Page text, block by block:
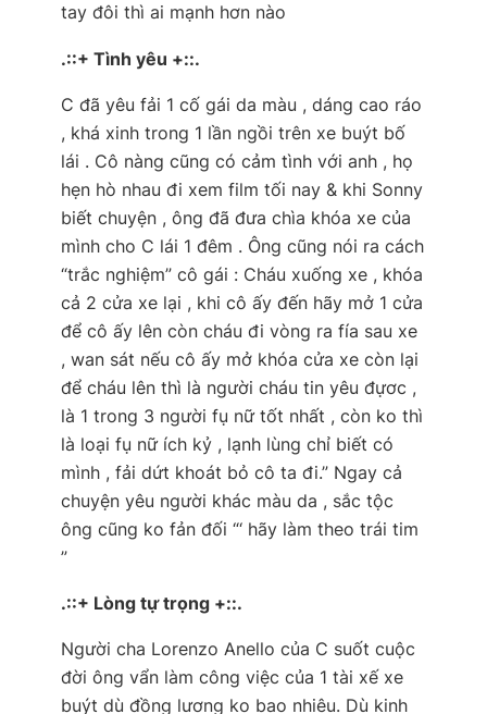
tay đôi thì ai mạnh hơn nào
.::+ Tình yêu +::.
C đã yêu fải 1 cố gái da màu , dáng cao ráo
, khá xinh trong 1 lần ngồi trên xe buýt bố
lái . Cô nàng cũng có cảm tình với anh , họ
hẹn hò nhau đi xem film tối nay & khi Sonny
biết chuyện , ông đã đưa chìa khóa xe của
mình cho C lái 1 đêm . Ông cũng nói ra cách
“trắc nghiệm” cô gái : Cháu xuống xe , khóa
cả 2 cửa xe lại , khi cô ấy đến hãy mở 1 cửa
để cô ấy lên còn cháu đi vòng ra fía sau xe
, wan sát nếu cô ấy mở khóa cửa xe còn lại
để cháu lên thì là người cháu tin yêu đựơc ,
là 1 trong 3 người fụ nữ tốt nhất , còn ko thì
là loại fụ nữ ích kỷ , lạnh lùng chỉ biết có
mình , fải dứt khoát bỏ cô ta đi.” Ngay cả
chuyện yêu người khác màu da , sắc tộc
ông cũng ko fản đối “‘ hãy làm theo trái tim
”
.::+ Lòng tự trọng +::.
Người cha Lorenzo Anello của C suốt cuộc
đời ông vẩn làm công việc của 1 tài xế xe
buýt dù đồng lương ko bao nhiêu. Dù kinh